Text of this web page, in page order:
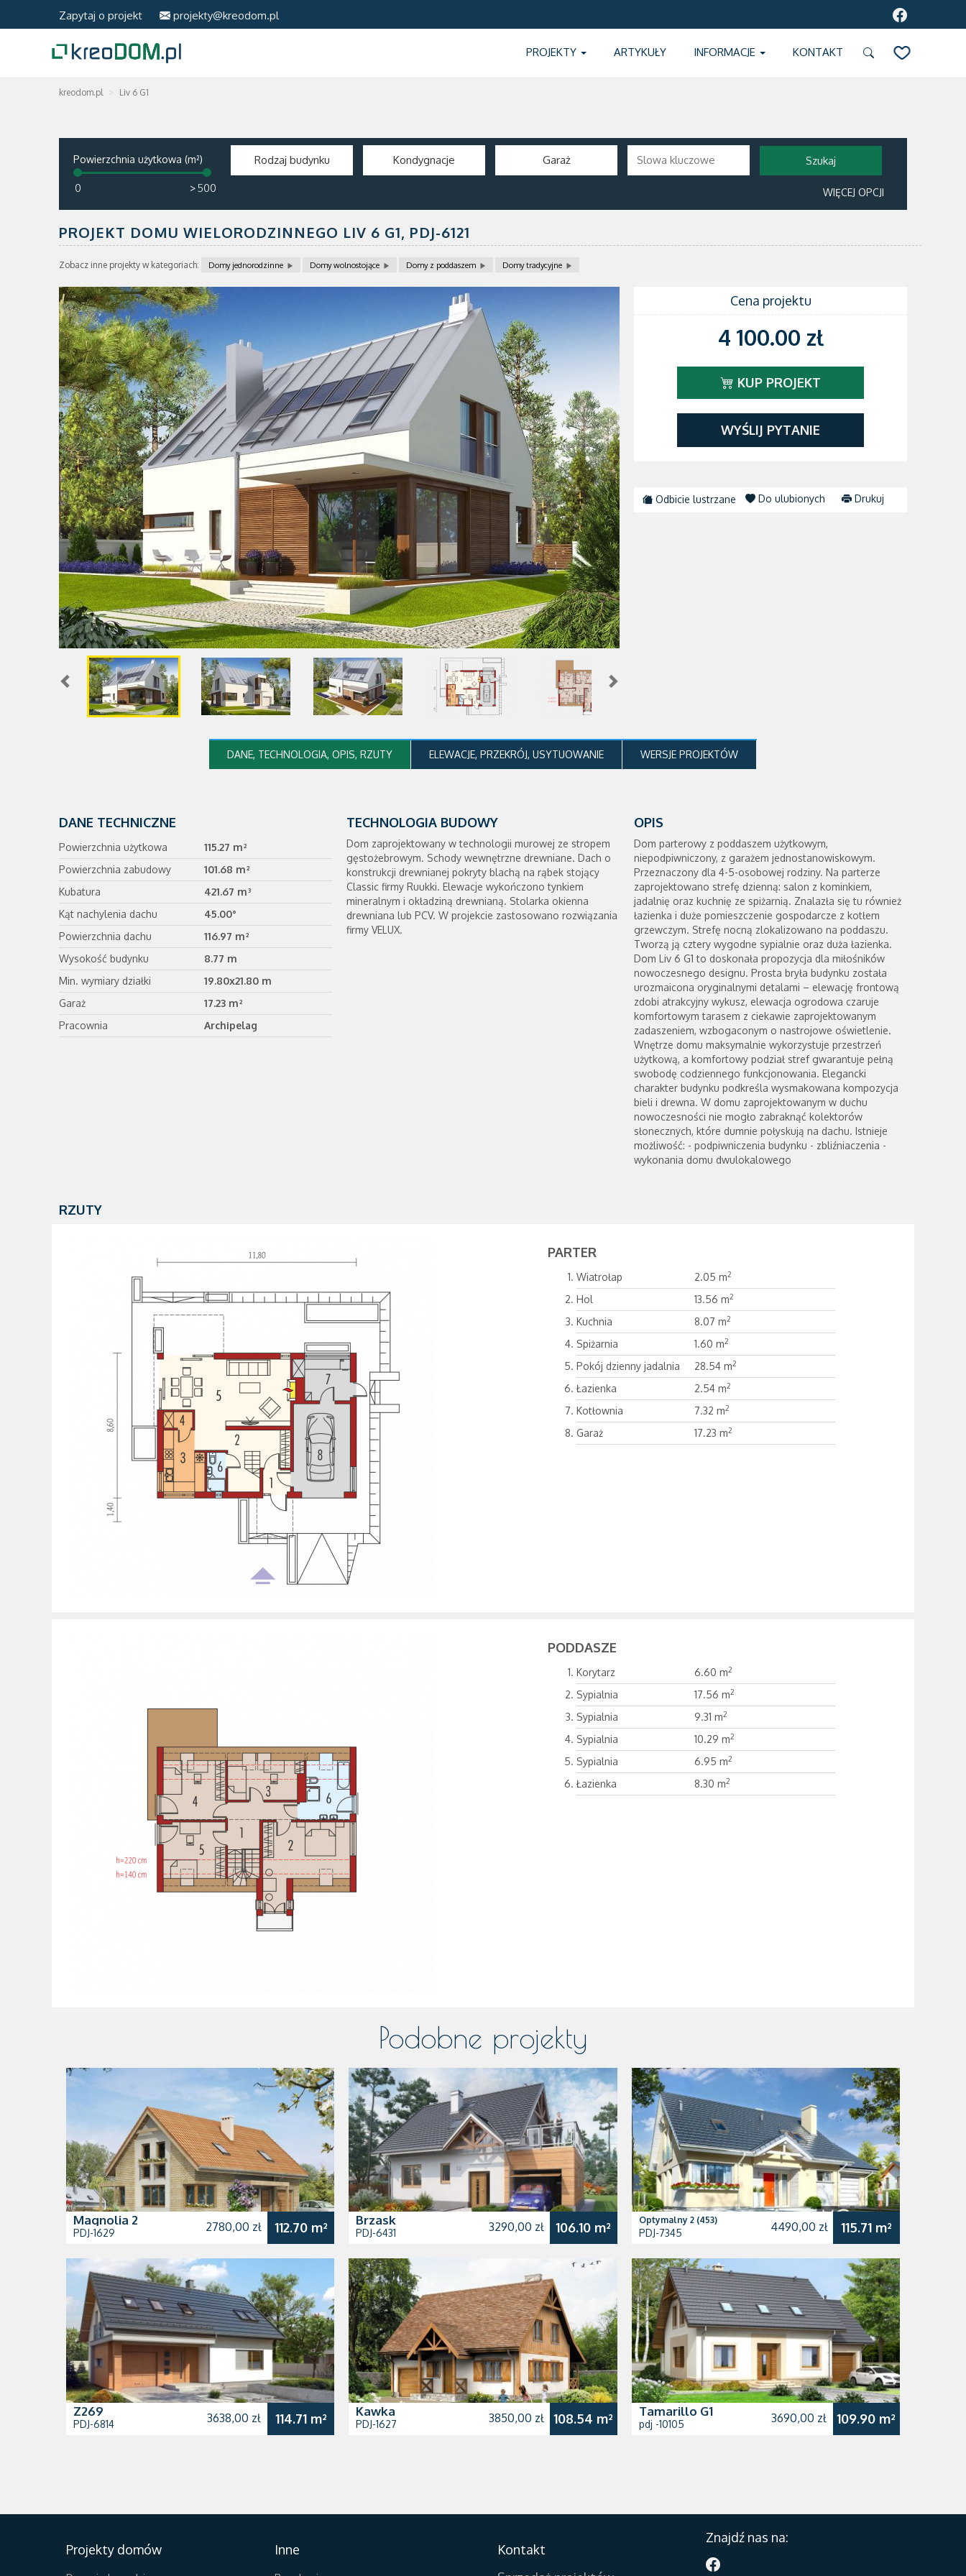
Zapytaj o projekt projekty@kreodom.pl
PROJEKTY ARTYKUŁY INFORMACJE KONTAKT
SCHOWEK
kreodom.pl Liv 6 G1
Powierzchnia użytkowa (m²)
>
Rodzaj budynku Kondygnacje Garaż
WIĘCEJ OPCJI
PROJEKT DOMU WIELORODZINNEGO LIV 6 G1, PDJ-6121
Zobacz inne projekty w kategoriach: Domy jednorodzinne Domy wolnostojące Domy z poddaszem Domy tradycyjne
Cena projektu
4 100.00 zł
KUP PROJEKT
WYŚLIJ PYTANIE
Odbicie lustrzane Do ulubionych Drukuj
DANE, TECHNOLOGIA, OPIS, RZUTY ELEWACJE, PRZEKRÓJ, USYTUOWANIE WERSJE PROJEKTÓW
DANE TECHNICZNE
Powierzchnia użytkowa
115.27 m²
Powierzchnia zabudowy
101.68 m²
Kubatura
421.67 m³
Kąt nachylenia dachu
45.00°
Powierzchnia dachu
116.97 m²
Wysokość budynku
8.77 m
Min. wymiary działki
19.80x21.80 m
Garaż
17.23 m²
Pracownia
Archipelag
TECHNOLOGIA BUDOWY
Dom zaprojektowany w technologii murowej ze stropem
gęstożebrowym. Schody wewnętrzne drewniane. Dach o
konstrukcji drewnianej pokryty blachą na rąbek stojący
Classic firmy Ruukki. Elewacje wykończono tynkiem
mineralnym i okładziną drewnianą. Stolarka okienna
drewniana lub PCV. W projekcie zastosowano rozwiązania
firmy VELUX.
OPIS
Dom parterowy z poddaszem użytkowym,
niepodpiwniczony, z garażem jednostanowiskowym.
Przeznaczony dla 4-5-osobowej rodziny. Na parterze
zaprojektowano strefę dzienną: salon z kominkiem,
jadalnię oraz kuchnię ze spiżarnią. Znalazła się tu również
łazienka i duże pomieszczenie gospodarcze z kotłem
grzewczym. Strefę nocną zlokalizowano na poddaszu.
Tworzą ją cztery wygodne sypialnie oraz duża łazienka.
Dom Liv 6 G1 to doskonała propozycja dla miłośników
nowoczesnego designu. Prosta bryła budynku została
urozmaicona oryginalnymi detalami – elewację frontową
zdobi atrakcyjny wykusz, elewacja ogrodowa czaruje
komfortowym tarasem z ciekawie zaprojektowanym
zadaszeniem, wzbogaconym o nastrojowe oświetlenie.
Wnętrze domu maksymalnie wykorzystuje przestrzeń
użytkową, a komfortowy podział stref gwarantuje pełną
swobodę codziennego funkcjonowania. Elegancki
charakter budynku podkreśla wysmakowana kompozycja
bieli i drewna. W domu zaprojektowanym w duchu
nowoczesności nie mogło zabraknąć kolektorów
słonecznych, które dumnie połyskują na dachu. Istnieje
możliwość: - podpiwniczenia budynku - zbliźniaczenia -
wykonania domu dwulokalowego
RZUTY
PARTER
Wiatrołap 2.05 m2
Hol 13.56 m2
Kuchnia 8.07 m2
Spiżarnia 1.60 m2
Pokój dzienny jadalnia 28.54 m2
Łazienka 2.54 m2
Kotłownia 7.32 m2
Garaż 17.23 m2
PODDASZE
Korytarz 6.60 m2
Sypialnia 17.56 m2
Sypialnia 9.31 m2
Sypialnia 10.29 m2
Sypialnia 6.95 m2
Łazienka 8.30 m2
Podobne projekty
Magnolia 2
PDJ-1629 2780,00 zł 112.70 m² Brzask
PDJ-6431 3290,00 zł 106.10 m² Optymalny 2 (453)
PDJ-7345 4490,00 zł 115.71 m²
Z269
PDJ-6814 3638,00 zł 114.71 m² Kawka
PDJ-1627 3850,00 zł 108.54 m² Tamarillo G1
pdj -10105 3690,00 zł 109.90 m²
Projekty domów Inne
Kontakt
Znajdź nas na: